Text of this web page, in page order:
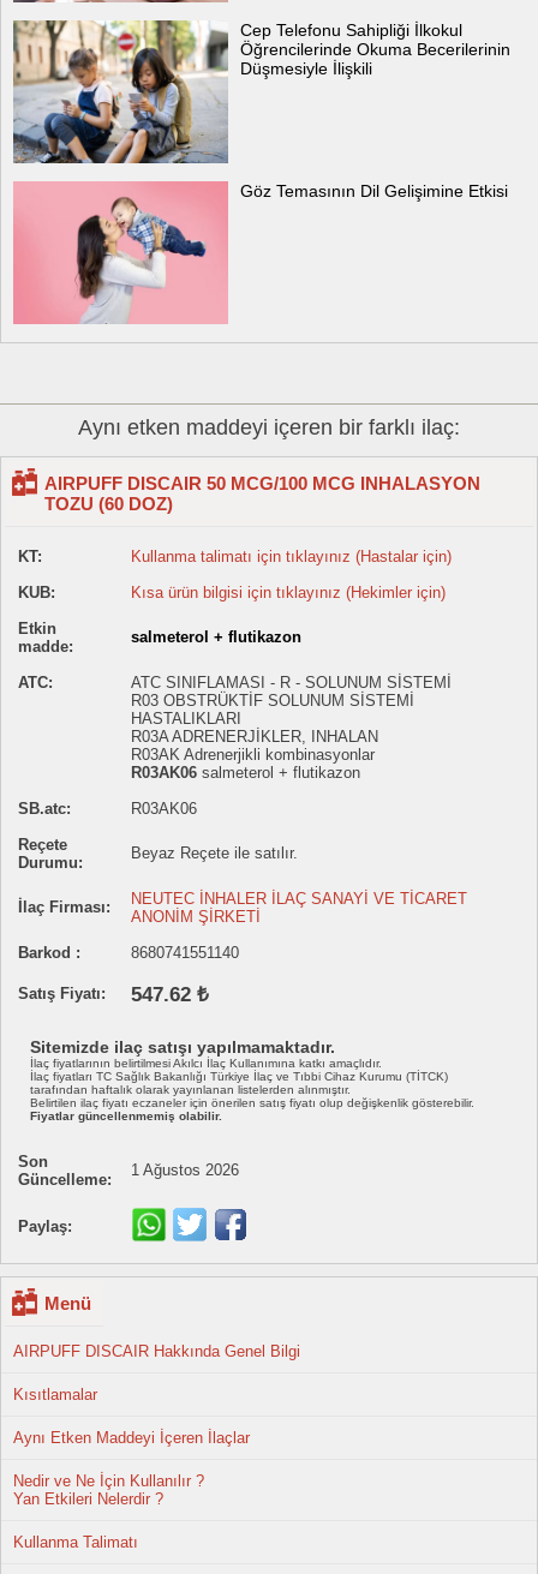
Cep Telefonu Sahipliği İlkokul
Öğrencilerinde Okuma Becerilerinin
Düşmesiyle İlişkili
Göz Temasının Dil Gelişimine Etkisi
Aynı etken maddeyi içeren bir farklı ilaç:
AIRPUFF DISCAIR 50 MCG/100 MCG INHALASYON
TOZU (60 DOZ)
KT:
Kullanma talimatı için tıklayınız (Hastalar için)
KUB:
Kısa ürün bilgisi için tıklayınız (Hekimler için)
Etkin
madde:
salmeterol + flutikazon
ATC:
ATC SINIFLAMASI - R - SOLUNUM SİSTEMİ
R03 OBSTRÜKTİF SOLUNUM SİSTEMİ
HASTALIKLARI
R03A ADRENERJİKLER, INHALAN
R03AK Adrenerjikli kombinasyonlar
R03AK06 salmeterol + flutikazon
SB.atc:
R03AK06
Reçete
Durumu:
Beyaz Reçete ile satılır.
İlaç Firması:
NEUTEC İNHALER İLAÇ SANAYİ VE TİCARET
ANONİM ŞİRKETİ
Barkod :
8680741551140
Satış Fiyatı: 547.62 ₺
Sitemizde ilaç satışı yapılmamaktadır.
İlaç fiyatlarının belirtilmesi Akılcı İlaç Kullanımına katkı amaçlıdır.
İlaç fiyatları TC Sağlık Bakanlığı Türkiye İlaç ve Tıbbi Cihaz Kurumu (TİTCK)
tarafından haftalık olarak yayınlanan listelerden alınmıştır.
Belirtilen ilaç fiyatı eczaneler için önerilen satış fiyatı olup değişkenlik gösterebilir.
Fiyatlar güncellenmemiş olabilir.
Son
Güncelleme:
1 Ağustos 2026
Paylaş:
Menü
AIRPUFF DISCAIR Hakkında Genel Bilgi
Kısıtlamalar
Aynı Etken Maddeyi İçeren İlaçlar
Nedir ve Ne İçin Kullanılır ?
Yan Etkileri Nelerdir ?
Kullanma Talimatı